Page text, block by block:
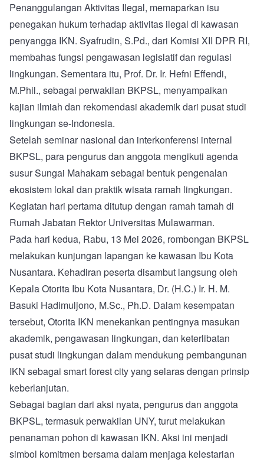
Penanggulangan Aktivitas Ilegal, memaparkan isu
penegakan hukum terhadap aktivitas ilegal di kawasan
penyangga IKN. Syafrudin, S.Pd., dari Komisi XII DPR RI,
membahas fungsi pengawasan legislatif dan regulasi
lingkungan. Sementara itu, Prof. Dr. Ir. Hefni Effendi,
M.Phil., sebagai perwakilan BKPSL, menyampaikan
kajian ilmiah dan rekomendasi akademik dari pusat studi
lingkungan se-Indonesia.
Setelah seminar nasional dan interkonferensi internal
BKPSL, para pengurus dan anggota mengikuti agenda
susur Sungai Mahakam sebagai bentuk pengenalan
ekosistem lokal dan praktik wisata ramah lingkungan.
Kegiatan hari pertama ditutup dengan ramah tamah di
Rumah Jabatan Rektor Universitas Mulawarman.
Pada hari kedua, Rabu, 13 Mei 2026, rombongan BKPSL
melakukan kunjungan lapangan ke kawasan Ibu Kota
Nusantara. Kehadiran peserta disambut langsung oleh
Kepala Otorita Ibu Kota Nusantara, Dr. (H.C.) Ir. H. M.
Basuki Hadimuljono, M.Sc., Ph.D. Dalam kesempatan
tersebut, Otorita IKN menekankan pentingnya masukan
akademik, pengawasan lingkungan, dan keterlibatan
pusat studi lingkungan dalam mendukung pembangunan
IKN sebagai smart forest city yang selaras dengan prinsip
keberlanjutan.
Sebagai bagian dari aksi nyata, pengurus dan anggota
BKPSL, termasuk perwakilan UNY, turut melakukan
penanaman pohon di kawasan IKN. Aksi ini menjadi
simbol komitmen bersama dalam menjaga kelestarian